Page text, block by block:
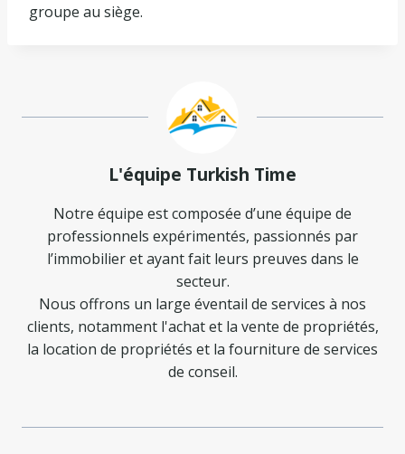
groupe au siège.
L'équipe Turkish Time
Notre équipe est composée d’une équipe de
professionnels expérimentés, passionnés par
l’immobilier et ayant fait leurs preuves dans le
secteur.
Nous offrons un large éventail de services à nos
clients, notamment l'achat et la vente de propriétés,
la location de propriétés et la fourniture de services
de conseil.